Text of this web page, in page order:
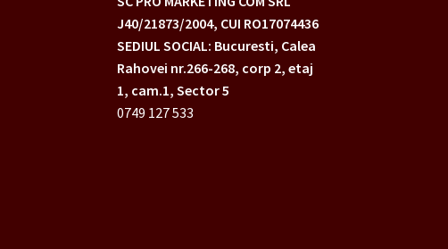
J40/21873/2004, CUI RO17074436
SEDIUL SOCIAL: Bucuresti, Calea
Rahovei nr.266-268, corp 2, etaj
1, cam.1, Sector 5
0749 127 533